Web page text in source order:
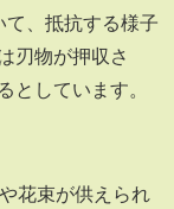
て、抵抗する様子
刃物が押収さ
としています。
花束が供えられ